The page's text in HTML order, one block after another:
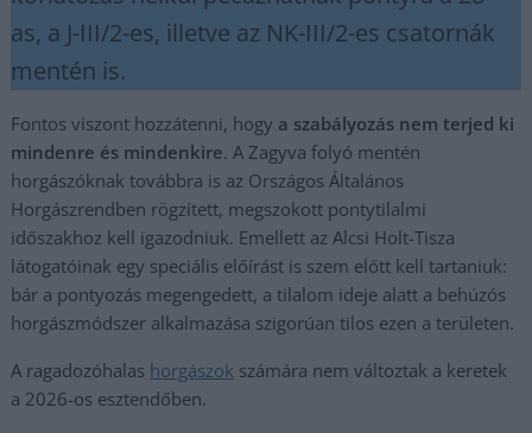
as, a J-III/2-es, illetve az NK-III/2-es csatornák
mentén is.
Fontos viszont hozzátenni, hogy a szabályozás nem terjed ki
mindenre és mindenkire. A Zagyva folyó mentén
horgászóknak továbbra is az Országos Általános
Horgászrendben rögzített, megszokott pontytilalmi
időszakhoz kell igazodniuk. Emellett az Alcsi Holt-Tisza
látogatóinak egy speciális előírást is szem előtt kell tartaniuk:
bár a pontyozás megengedett, a tilalom ideje alatt a behúzós
horgászmódszer alkalmazása szigorúan tilos ezen a területen.
A ragadozóhalas horgászok számára nem változtak a keretek
a 2026-os esztendőben.